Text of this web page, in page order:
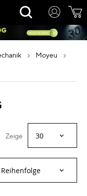
Rechercher
moyeu
Zeige